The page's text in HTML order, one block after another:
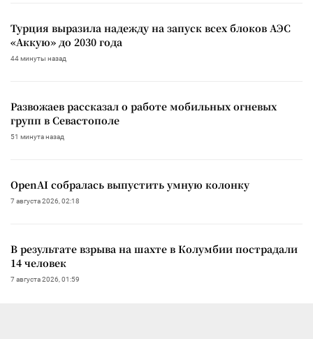
Турция выразила надежду на запуск всех блоков АЭС
«Аккую» до 2030 года
44 минуты назад
Развожаев рассказал о работе мобильных огневых
групп в Севастополе
51 минута назад
OpenAI собралась выпустить умную колонку
7 августа 2026, 02:18
В результате взрыва на шахте в Колумбии пострадали
14 человек
7 августа 2026, 01:59